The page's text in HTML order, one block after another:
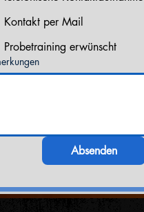
Kontakt per Mail
Probetraining erwünscht
Absenden